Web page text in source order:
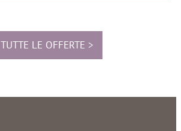
TUTTE LE OFFERTE >